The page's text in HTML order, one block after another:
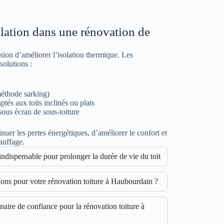
dans une rénovation de
d’améliorer l’isolation thermique. Les
:
sarking)
aux toits inclinés ou plats
écran de sous-toiture
les pertes énergétiques, d’améliorer le confort et
pour prolonger la durée de vie du toit
pour votre rénovation toiture à Haubourdain ?
de confiance pour la rénovation toiture à